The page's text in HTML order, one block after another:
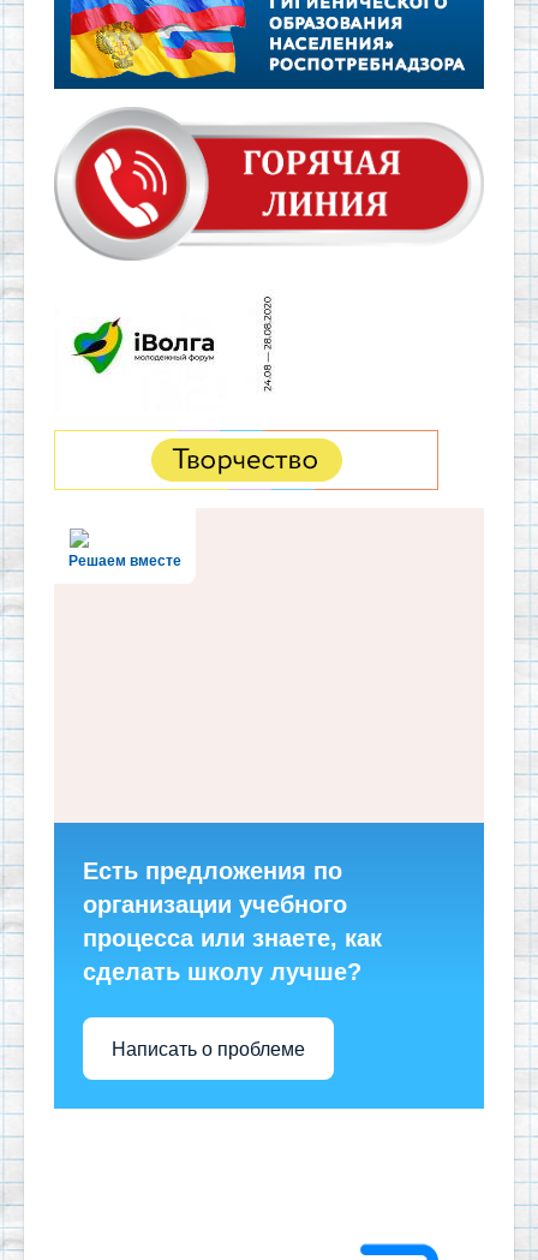
Решаем вместе
Есть предложения по
организации учебного
процесса или знаете, как
сделать школу лучше?
Написать о проблеме